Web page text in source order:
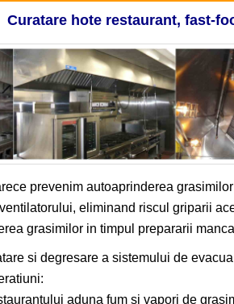
Curatare hote restaurant, fast-
prevenim autoaprinderea
eliminand riscul griparii
grasimilor in timpul prepararii
si degresare a sistemului de
aduna fum si vapori de